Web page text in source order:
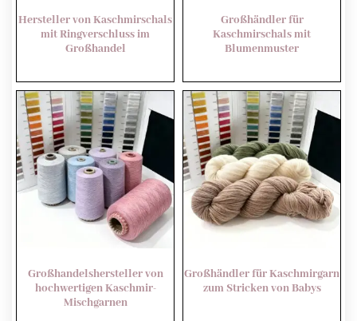
Hersteller von Kaschmirschals
mit Ringverschluss im
Großhandel
Großhändler für
Kaschmirschals mit
Blumenmuster
Großhandelshersteller von
hochwertigen Kaschmir-
Mischgarnen
Großhändler für Kaschmirgarn
zum Stricken von Babys